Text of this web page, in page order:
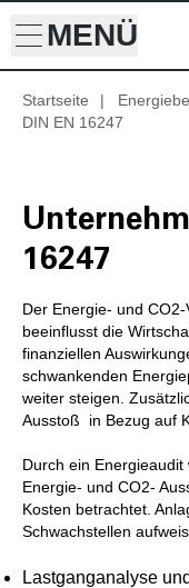
MENÜ
Suche
Startseite |
DIN EN 16247
16247
Der Energie- und
beeinflusst die
finanziellen
schwankenden
weiter steigen.
Ausstoß in Bezug auf
Durch ein
Energie- und CO2-
Kosten betrachtet.
Schwachstellen
Lastganganalyse